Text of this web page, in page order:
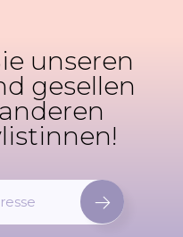
unseren
gesellen